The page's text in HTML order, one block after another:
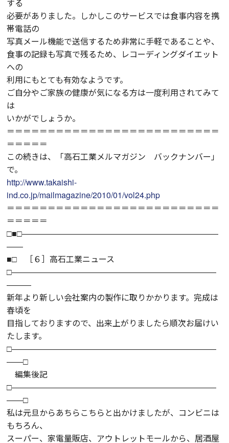
する
必要がありました。しかしこのサービスでは食事内容を携
帯電話の
写真メール機能で送信するため非常に手軽であることや、
食事の記録も写真で残るため、レコーディングダイエット
への
利用にもとても有効なようです。
ご自分やご家族の健康が気になる方は一度利用されてみて
は
いかがでしょうか。
＝＝＝＝＝＝＝＝＝＝＝＝＝＝＝＝＝＝＝＝＝＝＝＝＝＝
＝＝＝＝＝
この続きは、「高石工業メルマガジン バックナンバー」
で。
http://www.takaishi-
ind.co.jp/mailmagazine/2010/01/vol24.php
＝＝＝＝＝＝＝＝＝＝＝＝＝＝＝＝＝＝＝＝＝＝＝＝＝＝
＝＝＝＝＝
□■□――――――――――――――――――――――――
――
■□ ［６］高石工業ニュース
□―――――――――――――――――――――――――
―――
新年より新しい会社案内の製作に取りかかります。完成は
春頃を
目指しておりますので、出来上がりましたら順次お届けい
たします。
□―――――――――――――――――――――――――
――□
編集後記
□―――――――――――――――――――――――――
――□
私は元旦からあちらこちらと出かけましたが、コンビニは
もちろん、
スーパー、家電量販店、アウトレットモールから、居酒屋